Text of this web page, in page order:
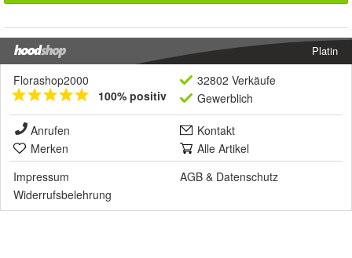
Platin
Florashop2000
100% positiv
32802 Verkäufe
Gewerblich
Anrufen
Kontakt
Merken
Alle Artikel
Impressum
AGB & Datenschutz
Widerrufsbelehrung